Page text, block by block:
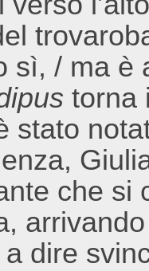
sì, / ma è
torna
stato
che si
a dire